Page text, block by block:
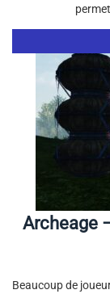
Archeage
Beaucoup de